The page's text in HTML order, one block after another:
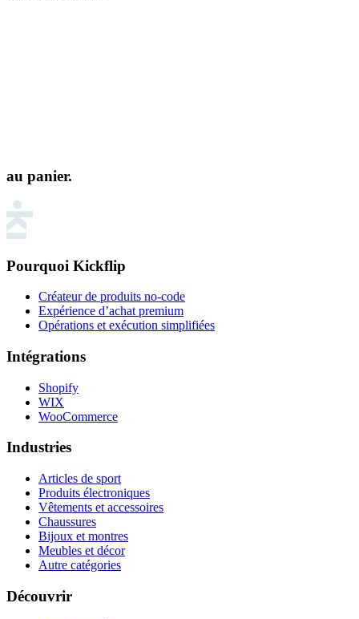
au panier.
Pourquoi Kickflip
Créateur de produits no-code
Expérience d’achat premium
Opérations et exécution simplifiées
Intégrations
Shopify
WIX
WooCommerce
Industries
Articles de sport
Produits électroniques
Vêtements et accessoires
Chaussures
Bijoux et montres
Meubles et décor
Autre catégories
Découvrir